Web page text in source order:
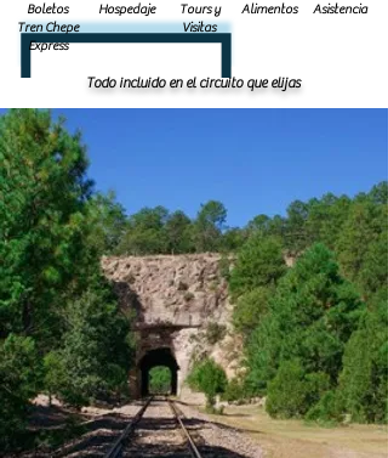
Boletos
Tren Chepe
Express
Hospedaje
Tours y
Visitas
Alimentos Asistencia
Todo incluido en el circuito que elijas